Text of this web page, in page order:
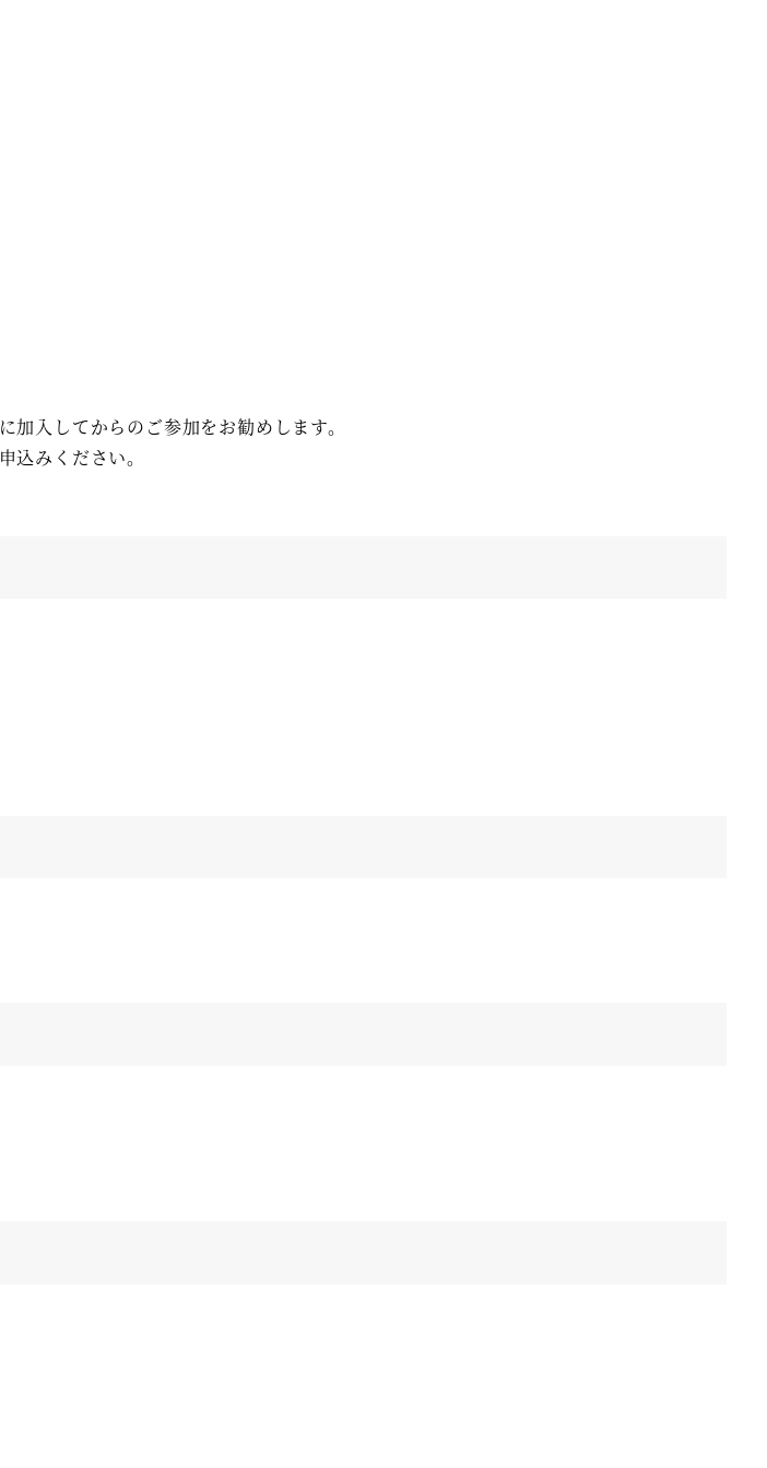
入してからのご参加をお勧めします。
みください。